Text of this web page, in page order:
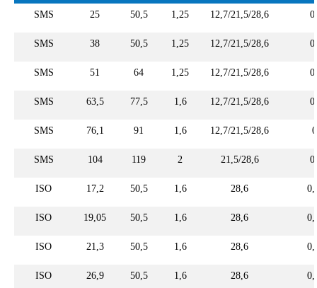
SMS 25 50,5 1,25 12,7/21,5/28,6
SMS 38 50,5 1,25 12,7/21,5/28,6
SMS 51 64 1,25 12,7/21,5/28,6
SMS 63,5 77,5 1,6 12,7/21,5/28,6
SMS 76,1 91 1,6 12,7/21,5/28,6
SMS 104 119 2 21,5/28,6
ISO 17,2 50,5 1,6 28,6
ISO 19,05 50,5 1,6 28,6
ISO 21,3 50,5 1,6 28,6
ISO 26,9 50,5 1,6 28,6